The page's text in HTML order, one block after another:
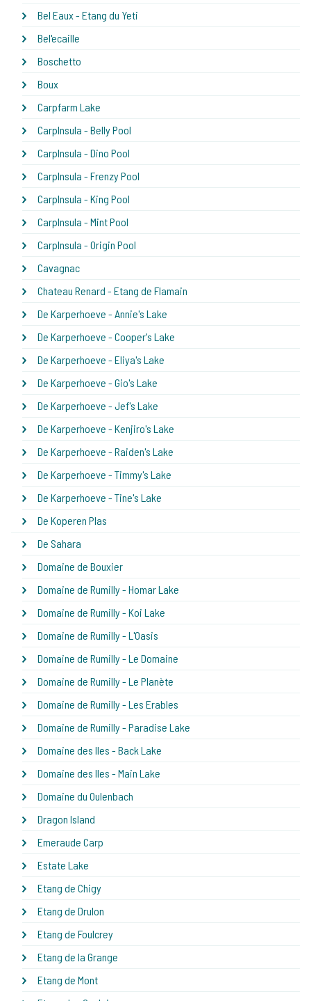
Bel Eaux - Etang du Yeti
Bel'ecaille
Boschetto
Boux
Carpfarm Lake
CarpInsula - Belly Pool
CarpInsula - Dino Pool
CarpInsula - Frenzy Pool
CarpInsula - King Pool
CarpInsula - Mint Pool
CarpInsula - Origin Pool
Cavagnac
Chateau Renard - Etang de Flamain
De Karperhoeve - Annie's Lake
De Karperhoeve - Cooper's Lake
De Karperhoeve - Eliya's Lake
De Karperhoeve - Gio's Lake
De Karperhoeve - Jef's Lake
De Karperhoeve - Kenjiro's Lake
De Karperhoeve - Raiden's Lake
De Karperhoeve - Timmy's Lake
De Karperhoeve - Tine's Lake
De Koperen Plas
De Sahara
Domaine de Bouxier
Domaine de Rumilly - Homar Lake
Domaine de Rumilly - Koi Lake
Domaine de Rumilly - L'Oasis
Domaine de Rumilly - Le Domaine
Domaine de Rumilly - Le Planète
Domaine de Rumilly - Les Erables
Domaine de Rumilly - Paradise Lake
Domaine des Iles - Back Lake
Domaine des Iles - Main Lake
Domaine du Oulenbach
Dragon Island
Emeraude Carp
Estate Lake
Etang de Chigy
Etang de Drulon
Etang de Foulcrey
Etang de la Grange
Etang de Mont